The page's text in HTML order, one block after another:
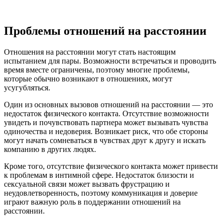
Проблемы отношений на расстоянии
Отношения на расстоянии могут стать настоящим
испытанием для пары. Возможности встречаться и проводить
время вместе ограничены, поэтому многие проблемы,
которые обычно возникают в отношениях, могут
усугубляться.
Один из основных вызовов отношений на расстоянии — это
недостаток физического контакта. Отсутствие возможности
увидеть и почувствовать партнера может вызывать чувства
одиночества и недоверия. Возникает риск, что обе стороны
могут начать сомневаться в чувствах друг к другу и искать
компанию в других людях.
Кроме того, отсутствие физического контакта может привести
к проблемам в интимной сфере. Недостаток близости и
сексуальной связи может вызвать фрустрацию и
неудовлетворенность, поэтому коммуникация и доверие
играют важную роль в поддержании отношений на
расстоянии.